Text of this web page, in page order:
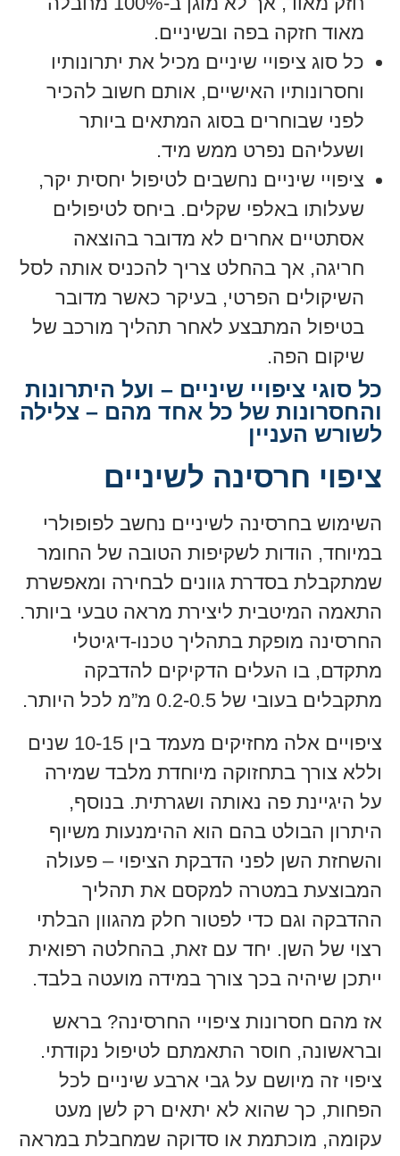
מאוד חזקה בפה ובשיניים.
כל סוג ציפויי שיניים מכיל את יתרונותיו
וחסרונותיו האישיים, אותם חשוב להכיר
לפני שבוחרים בסוג המתאים ביותר
ושעליהם נפרט ממש מיד.
ציפויי שיניים נחשבים לטיפול יחסית יקר,
שעלותו באלפי שקלים. ביחס לטיפולים
אסתטיים אחרים לא מדובר בהוצאה
חריגה, אך בהחלט צריך להכניס אותה לסל
השיקולים הפרטי, בעיקר כאשר מדובר
בטיפול המתבצע לאחר תהליך מורכב של
שיקום הפה.
כל סוגי ציפויי שיניים – ועל היתרונות
והחסרונות של כל אחד מהם – צלילה
לשורש העניין
ציפוי חרסינה לשיניים
השימוש בחרסינה לשיניים נחשב לפופולרי
במיוחד, הודות לשקיפות הטובה של החומר
שמתקבלת בסדרת גוונים לבחירה ומאפשרת
התאמה המיטבית ליצירת מראה טבעי ביותר.
החרסינה מופקת בתהליך טכנו-דיגיטלי
מתקדם, בו העלים הדקיקים להדבקה
מתקבלים בעובי של 0.2-0.5 מ”מ לכל היותר.
ציפויים אלה מחזיקים מעמד בין 10-15 שנים
וללא צורך בתחזוקה מיוחדת מלבד שמירה
על היגיינת פה נאותה ושגרתית. בנוסף,
היתרון הבולט בהם הוא ההימנעות משיוף
והשחזת השן לפני הדבקת הציפוי – פעולה
המבוצעת במטרה למקסם את תהליך
ההדבקה וגם כדי לפטור חלק מהגוון הבלתי
רצוי של השן. יחד עם זאת, בהחלטה רפואית
ייתכן שיהיה בכך צורך במידה מועטה בלבד.
אז מהם חסרונות ציפויי החרסינה? בראש
ובראשונה, חוסר התאמתם לטיפול נקודתי.
ציפוי זה מיושם על גבי ארבע שיניים לכל
הפחות, כך שהוא לא יתאים רק לשן מעט
עקומה, מוכתמת או סדוקה שמחבלת במראה